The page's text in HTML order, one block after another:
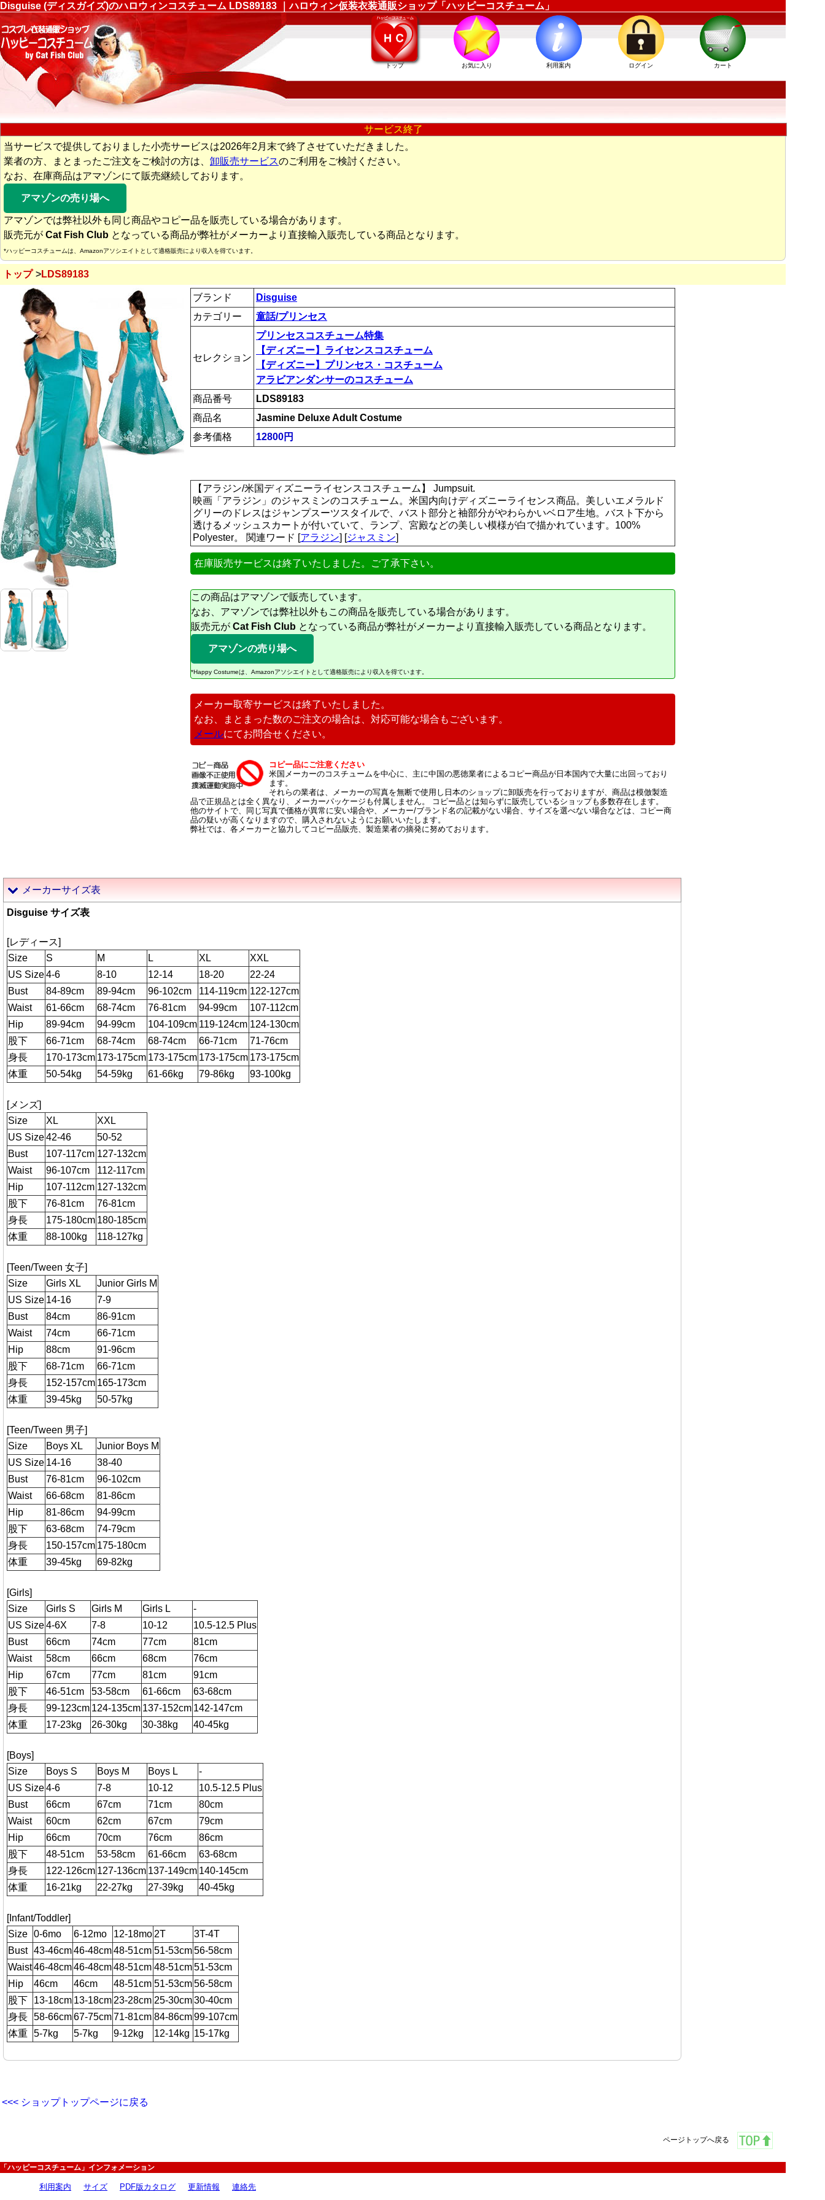
Disguise (ディスガイズ)のハロウィンコスチューム LDS89183 ｜ハロウィン仮装衣装通販ショップ「ハッピーコスチューム」
トップ お気に入り 利用案内 ログイン カート
サービス終了
当サービスで提供しておりました小売サービスは2026年2月末で終了させていただきました。
業者の方、まとまったご注文をご検討の方は、 卸販売サービスのご利用をご検討ください。
なお、在庫商品はアマゾンにて販売継続しております。
アマゾンの売り場へ
アマゾンでは弊社以外も同じ商品やコピー品を販売している場合があります。
販売元が Cat Fish Club となっている商品が弊社がメーカーより直接輸入販売している商品となります。
*ハッピーコスチュームは、Amazonアソシエイトとして適格販売により収入を得ています。
トップ LDS89183
ブランド
Disguise
カテゴリー
童話/プリンセス
セレクション
プリンセスコスチューム特集
【ディズニー】ライセンスコスチューム
【ディズニー】プリンセス・コスチューム
アラビアンダンサーのコスチューム
商品番号
LDS89183
商品名
Jasmine Deluxe Adult Costume
参考価格
12800円
【アラジン/米国ディズニーライセンスコスチューム】 Jumpsuit.
映画「アラジン」のジャスミンのコスチューム。米国内向けディズニーライセンス商品。美しいエメラルド
グリーのドレスはジャンプスーツスタイルで、バスト部分と袖部分がやわらかいベロア生地。バスト下から
透けるメッシュスカートが付いていて、ランプ、宮殿などの美しい模様が白で描かれています。100%
Polyester。 関連ワード [アラジン] [ジャスミン]
在庫販売サービスは終了いたしました。ご了承下さい。
この商品はアマゾンで販売しています。
なお、アマゾンでは弊社以外もこの商品を販売している場合があります。
販売元が Cat Fish Club となっている商品が弊社がメーカーより直接輸入販売している商品となります。
アマゾンの売り場へ
*Happy Costumeは、Amazonアソシエイトとして適格販売により収入を得ています。
メーカー取寄サービスは終了いたしました。
なお、まとまった数のご注文の場合は、対応可能な場合もございます。
メールにてお問合せください。
コピー品にご注意ください
米国メーカーのコスチュームを中心に、主に中国の悪徳業者によるコピー商品が日本国内で大量に出回っており
ます。
それらの業者は、メーカーの写真を無断で使用し日本のショップに卸販売を行っておりますが、商品は模倣製造
品で正規品とは全く異なり、メーカーパッケージも付属しません。 コピー品とは知らずに販売しているショップも多数存在します。
他のサイトで、同じ写真で価格が異常に安い場合や、メーカー/ブランド名の記載がない場合、サイズを選べない場合などは、コピー商
品の疑いが高くなりますので、購入されないようにお願いいたします。
弊社では、各メーカーと協力してコピー品販売、製造業者の摘発に努めております。
メーカーサイズ表
Disguise サイズ表
[レディース]
Size
S M L XL
XXL
US Size4-6 8-10 12-14 18-20
22-24
Bust
84-89cm 89-94cm 96-102cm 114-119cm 122-127cm
Waist
61-66cm 68-74cm 76-81cm 94-99cm
107-112cm
Hip
89-94cm 94-99cm 104-109cm 119-124cm 124-130cm
股下
66-71cm 68-74cm 68-74cm 66-71cm
71-76cm
身長
170-173cm 173-175cm 173-175cm 173-175cm 173-175cm
体重
50-54kg 54-59kg 61-66kg 79-86kg 93-100kg
[メンズ]
Size
XL
XXL
US Size42-46
50-52
Bust
107-117cm 127-132cm
Waist
96-107cm
112-117cm
Hip
107-112cm 127-132cm
股下
76-81cm
76-81cm
身長
175-180cm 180-185cm
体重
88-100kg 118-127kg
[Teen/Tween 女子]
Size
Girls XL
Junior Girls M
US Size 14-16
7-9
Bust
84cm
86-91cm
Waist
74cm
66-71cm
Hip
88cm
91-96cm
股下
68-71cm
66-71cm
身長
152-157cm 165-173cm
体重
39-45kg 50-57kg
[Teen/Tween 男子]
Size
Boys XL
Junior Boys M
US Size 14-16
38-40
Bust
76-81cm
96-102cm
Waist
66-68cm
81-86cm
Hip
81-86cm
94-99cm
股下
63-68cm
74-79cm
身長
150-157cm 175-180cm
体重
39-45kg 69-82kg
[Girls]
Size
Girls S Girls M Girls L
-
US Size4-6X 7-8 10-12
10.5-12.5 Plus
Bust
66cm 74cm 77cm
81cm
Waist
58cm 66cm 68cm
76cm
Hip
67cm 77cm 81cm
91cm
股下
46-51cm 53-58cm 61-66cm
63-68cm
身長
99-123cm 124-135cm 137-152cm 142-147cm
体重
17-23kg 26-30kg 30-38kg 40-45kg
[Boys]
Size
Boys S Boys M Boys L
-
US Size4-6 7-8 10-12
10.5-12.5 Plus
Bust
66cm 67cm 71cm
80cm
Waist
60cm 62cm 67cm
79cm
Hip
66cm 70cm 76cm
86cm
股下
48-51cm 53-58cm 61-66cm
63-68cm
身長
122-126cm 127-136cm 137-149cm 140-145cm
体重
16-21kg 22-27kg 27-39kg 40-45kg
[Infant/Toddler]
Size 0-6mo 6-12mo 12-18mo 2T
3T-4T
Bust 43-46cm46-48cm48-51cm 51-53cm56-58cm
Waist46-48cm46-48cm48-51cm 48-51cm51-53cm
Hip
46cm 46cm 48-51cm 51-53cm56-58cm
股下
13-18cm 13-18cm 23-28cm 25-30cm30-40cm
身長 58-66cm67-75cm71-81cm 84-86cm99-107cm
体重 5-7kg 5-7kg 9-12kg 12-14kg 15-17kg
<<< ショップトップページに戻る
ページトップへ戻る
「ハッピーコスチューム」インフォメーション
利用案内 サイズ PDF版カタログ 更新情報 連絡先